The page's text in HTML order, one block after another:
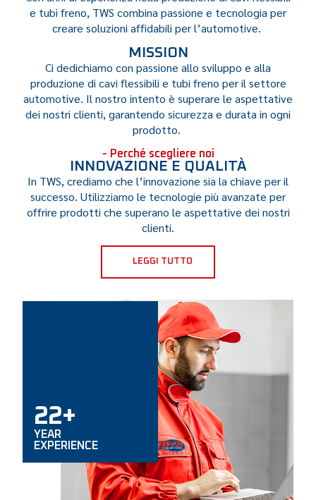
22+
YEAR
EXPERIENCE
e tubi freno, TWS combina passione e tecnologia per
creare soluzioni affidabili perl’automotive.
MISSION
Ci dedichiamo con passione allo sviluppo e alla
produzione di cavi flessibili e tubi freno per il settore
automotive. Il nostro intento è superare le aspettative
dei nostri clienti, garantendo sicurezza e durata in ogni
prodotto.
- Perché scegliere noi
INNOVAZIONE E QUALITÀ
In TWS, crediamo che l’innovazione sia la chiave per il
successo. Utilizziamo le tecnologie più avanzate per
offrire prodotti che superano le aspettative dei nostri
clienti.
LEGGI TUTTO